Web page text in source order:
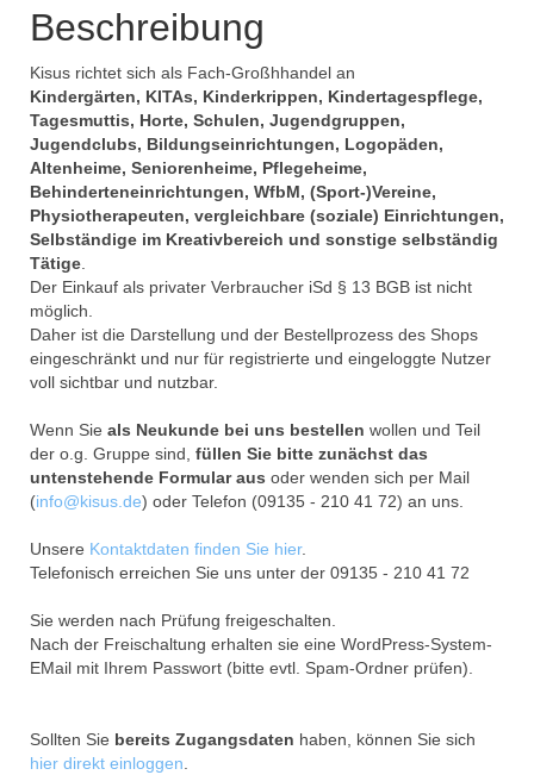
Beschreibung
Kisus richtet sich als Fach-Großhhandel an
Kindergärten, KITAs, Kinderkrippen, Kindertagespflege,
Tagesmuttis, Horte, Schulen, Jugendgruppen,
Jugendclubs, Bildungseinrichtungen, Logopäden,
Altenheime, Seniorenheime, Pflegeheime,
Behinderteneinrichtungen, WfbM, (Sport-)Vereine,
Physiotherapeuten, vergleichbare (soziale) Einrichtungen,
Selbständige im Kreativbereich und sonstige selbständig
Tätige.
Der Einkauf als privater Verbraucher iSd § 13 BGB ist nicht
möglich.
Daher ist die Darstellung und der Bestellprozess des Shops
eingeschränkt und nur für registrierte und eingeloggte Nutzer
voll sichtbar und nutzbar.
Wenn Sie als Neukunde bei uns bestellen wollen und Teil
der o.g. Gruppe sind, füllen Sie bitte zunächst das
untenstehende Formular aus oder wenden sich per Mail
(info@kisus.de) oder Telefon (09135 - 210 41 72) an uns.
Unsere Kontaktdaten finden Sie hier.
Telefonisch erreichen Sie uns unter der 09135 - 210 41 72
Sie werden nach Prüfung freigeschalten.
Nach der Freischaltung erhalten sie eine WordPress-System-
EMail mit Ihrem Passwort (bitte evtl. Spam-Ordner prüfen).
Sollten Sie bereits Zugangsdaten haben, können Sie sich
hier direkt einloggen.